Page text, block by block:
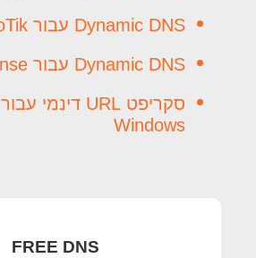
Dynamic DNS עבור MikroTik
Dynamic DNS עבור pfSense
סקריפט URL דינמי עבור
Windows
FREE DNS